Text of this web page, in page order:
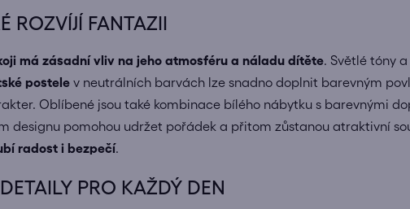
ROZVÍJÍ FANTAZII
má zásadní vliv na jeho atmosféru a náladu dítěte. Světlé tóny
postele v neutrálních barvách lze snadno doplnit barevným
Oblíbené jsou také kombinace bílého nábytku s barevnými
designu pomohou udržet pořádek a přitom zůstanou atraktivní
radost i bezpečí.
PRO KAŽDÝ DEN